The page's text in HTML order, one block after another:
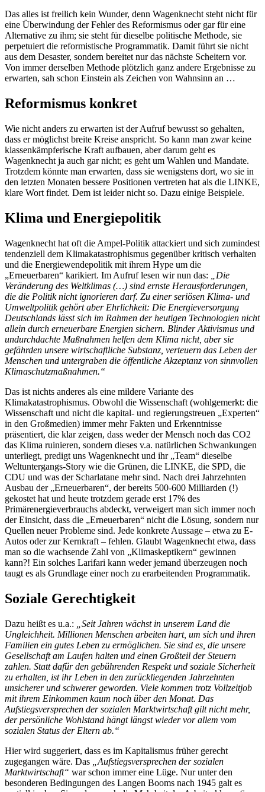
Das alles ist freilich kein Wunder, denn Wagenknecht steht nicht für
eine Überwindung der Fehler des Reformismus oder gar für eine
Alternative zu ihm; sie steht für dieselbe politische Methode, sie
perpetuiert die reformistische Programmatik. Damit führt sie nicht
aus dem Desaster, sondern bereitet nur das nächste Scheitern vor.
Von immer derselben Methode plötzlich ganz andere Ergebnisse zu
erwarten, sah schon Einstein als Zeichen von Wahnsinn an …
Reformismus konkret
Wie nicht anders zu erwarten ist der Aufruf bewusst so gehalten,
dass er möglichst breite Kreise anspricht. So kann man zwar keine
klassenkämpferische Kraft aufbauen, aber darum geht es
Wagenknecht ja auch gar nicht; es geht um Wahlen und Mandate.
Trotzdem könnte man erwarten, dass sie wenigstens dort, wo sie in
den letzten Monaten bessere Positionen vertreten hat als die LINKE,
klare Wort findet. Dem ist leider nicht so. Dazu einige Beispiele.
Klima und Energiepolitik
Wagenknecht hat oft die Ampel-Politik attackiert und sich zumindest
tendenziell dem Klimakatastrophismus gegenüber kritisch verhalten
und die Energiewendepolitik mit ihrem Hype um die
„Erneuerbaren“ karikiert. Im Aufruf lesen wir nun das:
„Die
Veränderung des Weltklimas (…) sind ernste Herausforderungen,
die die Politik nicht ignorieren darf. Zu einer seriösen Klima- und
Umweltpolitik gehört aber Ehrlichkeit: Die Energieversorgung
Deutschlands lässt sich im Rahmen der heutigen Technologien nicht
allein durch erneuerbare Energien sichern. Blinder Aktivismus und
undurchdachte Maßnahmen helfen dem Klima nicht, aber sie
gefährden unsere wirtschaftliche Substanz, verteuern das Leben der
Menschen und untergraben die öffentliche Akzeptanz von sinnvollen
Klimaschutzmaßnahmen.“
Das ist nichts anderes als eine mildere Variante des
Klimakatastrophismus. Obwohl die Wissenschaft (wohlgemerkt: die
Wissenschaft und nicht die kapital- und regierungstreuen „Experten“
in den Großmedien) immer mehr Fakten und Erkenntnisse
präsentiert, die klar zeigen, dass weder der Mensch noch das CO2
das Klima ruinieren, sondern dieses v.a. natürlichen Schwankungen
unterliegt, predigt uns Wagenknecht und ihr „Team“ dieselbe
Weltuntergangs-Story wie die Grünen, die LINKE, die SPD, die
CDU und was der Scharlatane mehr sind. Nach drei Jahrzehnten
Ausbau der „Erneuerbaren“, der bereits 500-600 Milliarden (!)
gekostet hat und heute trotzdem gerade erst 17% des
Primärenergieverbrauchs abdeckt, verweigert man sich immer noch
der Einsicht, dass die „Erneuerbaren“ nicht die Lösung, sondern nur
Quellen neuer Probleme sind. Jede konkrete Aussage – etwa zu E-
Autos oder zur Kernkraft – fehlen. Glaubt Wagenknecht etwa, dass
man so die wachsende Zahl von „Klimaskeptikern“ gewinnen
kann?! Ein solches Larifari kann weder jemand überzeugen noch
taugt es als Grundlage einer noch zu erarbeitenden Programmatik.
Soziale Gerechtigkeit
Dazu heißt es u.a.:
„Seit Jahren wächst in unserem Land die
Ungleichheit. Millionen Menschen arbeiten hart, um sich und ihren
Familien ein gutes Leben zu ermöglichen. Sie sind es, die unsere
Gesellschaft am Laufen halten und einen Großteil der Steuern
zahlen. Statt dafür den gebührenden Respekt und soziale Sicherheit
zu erhalten, ist ihr Leben in den zurückliegenden Jahrzehnten
unsicherer und schwerer geworden. Viele kommen trotz Vollzeitjob
mit ihrem Einkommen kaum noch über den Monat. Das
Aufstiegsversprechen der sozialen Marktwirtschaft gilt nicht mehr,
der persönliche Wohlstand hängt längst wieder vor allem vom
sozialen Status der Eltern ab.“
Hier wird suggeriert, dass es im Kapitalismus früher gerecht
zugegangen wäre. Das
„Aufstiegsversprechen der sozialen
Marktwirtschaft“ war schon immer eine Lüge. Nur unter den
besonderen Bedingungen des Langen Booms nach 1945 galt es